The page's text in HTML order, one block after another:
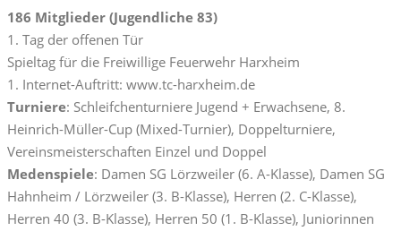
186 Mitglieder (Jugendliche 83)
1. Tag der offenen Tür
Spieltag für die Freiwillige Feuerwehr Harxheim
1. Internet-Auftritt: www.tc-harxheim.de
Turniere: Schleifchenturniere Jugend + Erwachsene, 8.
Heinrich-Müller-Cup (Mixed-Turnier), Doppelturniere,
Vereinsmeisterschaften Einzel und Doppel
Medenspiele: Damen SG Lörzweiler (6. A-Klasse), Damen SG
Hahnheim / Lörzweiler (3. B-Klasse), Herren (2. C-Klasse),
Herren 40 (3. B-Klasse), Herren 50 (1. B-Klasse), Juniorinnen